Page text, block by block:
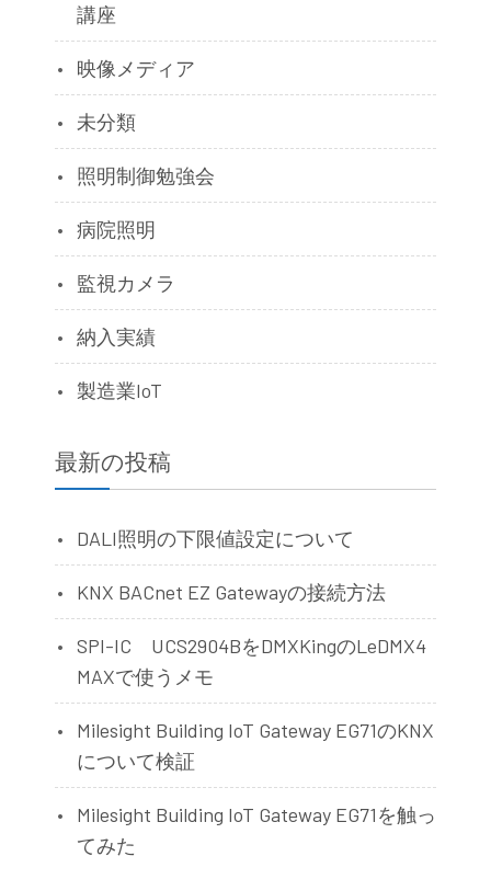
講座
映像メディア
未分類
照明制御勉強会
病院照明
監視カメラ
納入実績
製造業IoT
最新の投稿
DALI照明の下限値設定について
KNX BACnet EZ Gatewayの接続方法
SPI-IC UCS2904BをDMXKingのLeDMX4
MAXで使うメモ
Milesight Building IoT Gateway EG71のKNX
について検証
Milesight Building IoT Gateway EG71を触っ
てみた